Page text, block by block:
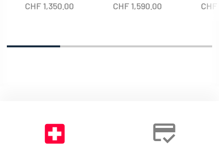
CHF1,350.00 CHF1,590.00 CHF